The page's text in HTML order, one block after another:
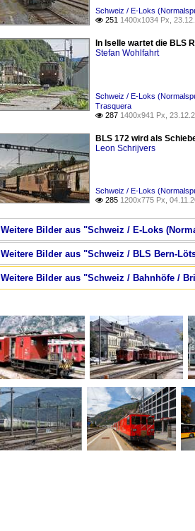
Schweiz / E-Loks
 251 1400x1034 Px,
In Iselle wartet die BLS
Stefan Wohlfahrt
Schweiz / E-Loks
Trasquera
 287 1400x941 Px,
BLS 172 wird als
Leon Schrijvers
Schweiz / E-Loks
 285 1200x775 Px,
Weitere Bilder aus "Schweiz / E-Loks
Weitere Bilder aus "Schweiz / BLS Bern-
Weitere Bilder aus "Schweiz / Bahnhöfe /